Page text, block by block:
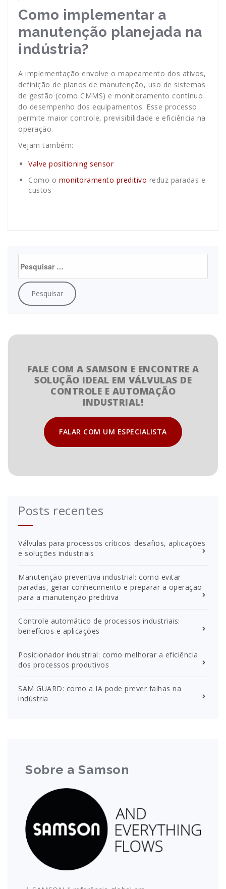
Como implementar a
manutenção planejada na
indústria?
A implementação envolve o mapeamento dos ativos,
definição de planos de manutenção, uso de sistemas
de gestão (como CMMS) e monitoramento contínuo
do desempenho dos equipamentos. Esse processo
permite maior controle, previsibilidade e eficiência na
operação.
Vejam também:
Valve positioning sensor
Como o monitoramento preditivo reduz paradas e
custos
FALE COM A SAMSON E ENCONTRE A
SOLUÇÃO IDEAL EM VÁLVULAS DE
CONTROLE E AUTOMAÇÃO
INDUSTRIAL!
FALAR COM UM ESPECIALISTA
Posts recentes
Válvulas para processos críticos: desafios, aplicações
e soluções industriais
Manutenção preventiva industrial: como evitar
paradas, gerar conhecimento e preparar a operação
para a manutenção preditiva
Controle automático de processos industriais:
benefícios e aplicações
Posicionador industrial: como melhorar a eficiência
dos processos produtivos
SAM GUARD: como a IA pode prever falhas na
indústria
Sobre a Samson